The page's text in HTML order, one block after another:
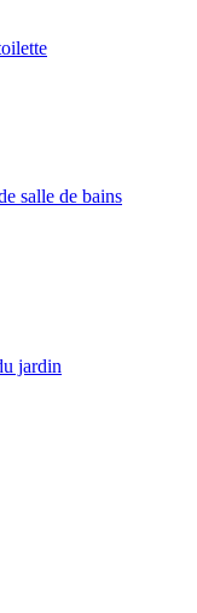
salle de bains
jardin